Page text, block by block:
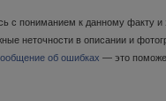
с пониманием к данному факту и
неточности в описании и
об ошибках — это